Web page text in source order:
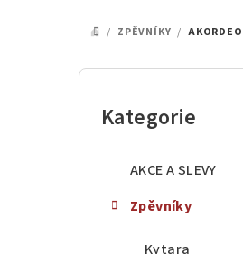
DOMŮ
/ ZPĚVNÍKY /
P
Přeskočit
Kategorie
AKCE A SLEVY
Zpěvníky
Kytara